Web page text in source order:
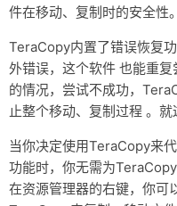
件在移动、复制时的安全性。
TeraCopy内置了错误恢复
外错误，这个软件 也能重
的情况，尝试不成功，
止整个移动、复制过程 。就
当你决定使用TeraCopy来
功能时，你无需为
在资源管理器的右键，你可